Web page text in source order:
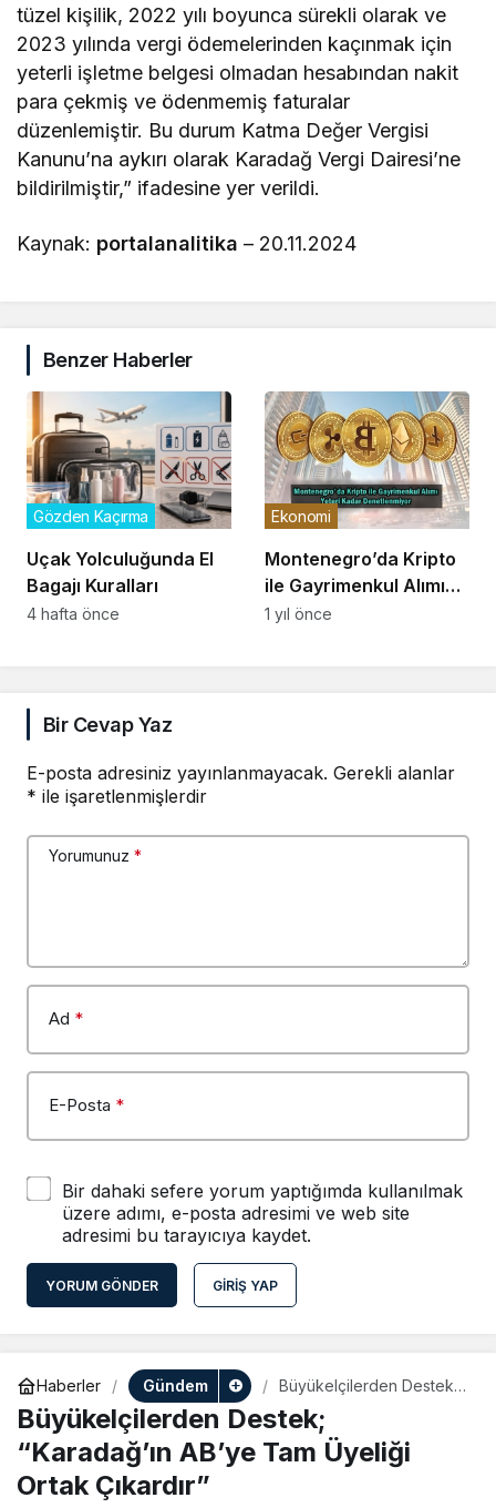
tüzel kişilik, 2022 yılı boyunca sürekli olarak ve
2023 yılında vergi ödemelerinden kaçınmak için
yeterli işletme belgesi olmadan hesabından nakit
para çekmiş ve ödenmemiş faturalar
düzenlemiştir. Bu durum Katma Değer Vergisi
Kanunu’na aykırı olarak Karadağ Vergi Dairesi’ne
bildirilmiştir,” ifadesine yer verildi.
Kaynak: portalanalitika – 20.11.2024
Benzer Haberler
Uçak Yolculuğunda El
Bagajı Kuralları
Gözden Kaçırma
4 hafta önce
Montenegro’da Kripto
ile Gayrimenkul Alımı
Denetlenmiyor
Ekonomi
1 yıl önce
Bir Cevap Yaz
E-posta adresiniz yayınlanmayacak. Gerekli alanlar
* ile işaretlenmişlerdir
Yorumunuz *
Ad *
E-Posta *
Bir dahaki sefere yorum yaptığımda kullanılmak
üzere adımı, e-posta adresimi ve web site
adresimi bu tarayıcıya kaydet.
YORUM GÖNDER GIRIŞ YAP
Haberler Gündem
Büyükelçilerden Destek;
Üyeliği Ortak Çıkardır”
Büyükelçilerden Destek;
“Karadağ’ın AB’ye Tam Üyeliği
Ortak Çıkardır”